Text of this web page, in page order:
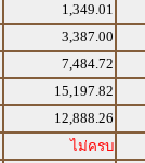
1,349.01
3,387.00
7,484.72
15,197.82
12,888.26
ไม่ครบ